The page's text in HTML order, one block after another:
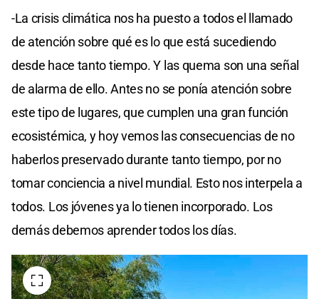
-La crisis climática nos ha puesto a todos el llamado
de atención sobre qué es lo que está sucediendo
desde hace tanto tiempo. Y las quema son una señal
de alarma de ello. Antes no se ponía atención sobre
este tipo de lugares, que cumplen una gran función
ecosistémica, y hoy vemos las consecuencias de no
haberlos preservado durante tanto tiempo, por no
tomar conciencia a nivel mundial. Esto nos interpela a
todos. Los jóvenes ya lo tienen incorporado. Los
demás debemos aprender todos los días.